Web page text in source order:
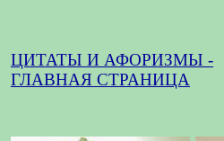
ЦИТАТЫ И АФОРИЗМЫ -
ГЛАВНАЯ СТРАНИЦА